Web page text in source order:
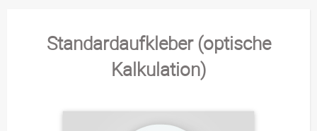
Standardaufkleber (optische
Kalkulation)